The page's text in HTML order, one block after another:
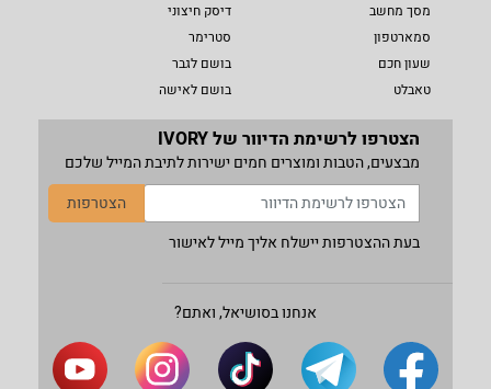
מסך מחשב
סמארטפון
שעון חכם
טאבלט
דיסק חיצוני
סטרימר
בושם לגבר
בושם לאישה
הצטרפו לרשימת הדיוור של IVORY
מבצעים, הטבות ומוצרים חמים ישירות לתיבת המייל שלכם
הצטרפות
בעת ההצטרפות יישלח אליך מייל לאישור
אנחנו בסושיאל, ואתם?